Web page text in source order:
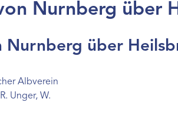
Nurnberg über
Nurnberg über
Albverein
Unger, W.